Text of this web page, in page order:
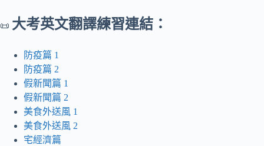
📜 大考英文翻譯練習連結：
防疫篇 1
防疫篇 2
假新聞篇 1
假新聞篇 2
美食外送風 1
美食外送風 2
宅經濟篇